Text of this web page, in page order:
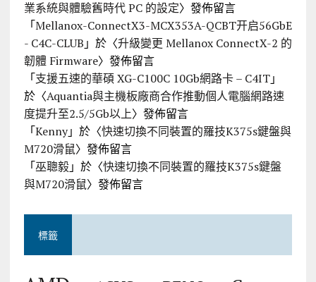
業系統與體驗舊時代 PC 的設定〉發佈留言
「Mellanox-ConnectX3-MCX353A-QCBT开启56GbE
- C4C-CLUB 」於〈升級變更 Mellanox ConnectX-2 的
韌體 Firmware〉發佈留言
「支援五速的華碩 XG-C100C 10Gb網路卡 – C4IT」
於〈Aquantia與主機板廠商合作推動個人電腦網路速
度提升至2.5/5Gb以上〉發佈留言
「Kenny」於〈快速切換不同裝置的羅技K375s鍵盤與
M720滑鼠〉發佈留言
「巫聰毅」於〈快速切換不同裝置的羅技K375s鍵盤
與M720滑鼠〉發佈留言
標籤